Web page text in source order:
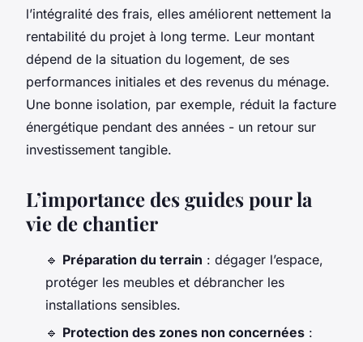
l’intégralité des frais, elles améliorent nettement la
rentabilité du projet à long terme. Leur montant
dépend de la situation du logement, de ses
performances initiales et des revenus du ménage.
Une bonne isolation, par exemple, réduit la facture
énergétique pendant des années - un retour sur
investissement tangible.
L’importance des guides pour la
vie de chantier
🔹 Préparation du terrain : dégager l’espace,
protéger les meubles et débrancher les
installations sensibles.
🔹 Protection des zones non concernées :